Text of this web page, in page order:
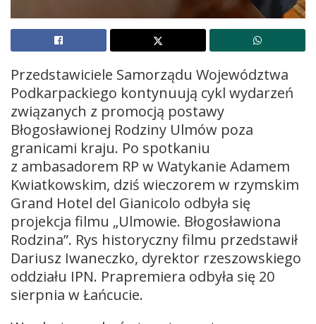
Przedstawiciele Samorządu Województwa
Podkarpackiego kontynuują cykl wydarzeń
związanych z promocją postawy
Błogosławionej Rodziny Ulmów poza
granicami kraju. Po spotkaniu
z ambasadorem RP w Watykanie Adamem
Kwiatkowskim, dziś wieczorem w rzymskim
Grand Hotel del Gianicolo odbyła się
projekcja filmu „Ulmowie. Błogosławiona
Rodzina”. Rys historyczny filmu przedstawił
Dariusz Iwaneczko, dyrektor rzeszowskiego
oddziału IPN. Prapremiera odbyła się 20
sierpnia w Łańcucie.